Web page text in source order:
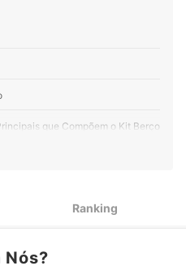
que Compõem o Kit Berço
Ranking
Nós?